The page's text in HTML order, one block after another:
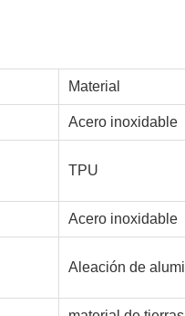
Material
Acero inoxidable
TPU
Acero inoxidable
Aleación de